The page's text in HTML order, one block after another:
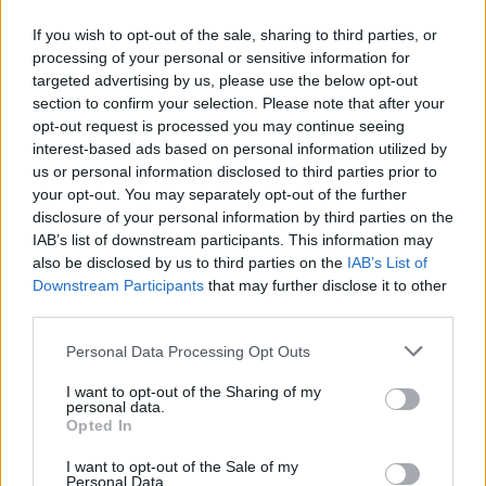
If you wish to opt-out of the sale, sharing to third parties, or
processing of your personal or sensitive information for
targeted advertising by us, please use the below opt-out
section to confirm your selection. Please note that after your
opt-out request is processed you may continue seeing
interest-based ads based on personal information utilized by
us or personal information disclosed to third parties prior to
your opt-out. You may separately opt-out of the further
disclosure of your personal information by third parties on the
IAB’s list of downstream participants. This information may
also be disclosed by us to third parties on the IAB’s List of
Downstream Participants that may further disclose it to other
Please note that this website/app uses one or more Google
not limited to your visit or usage behaviour. You may click to
grant or deny consent to Google and its third-party tags to
use your data for below specified purposes in below Google
consent section.
Personal Data Processing Opt Outs
I want to opt-out of the Sharing of my
personal data.
Opted In
I want to opt-out of the Sale of my
Personal Data.
άνοιξε αυτός για να βάλει τον προφυλακτήρα.
Οπότε όπως τον έπιασε (τον προφυλακτήρα) και
στην πόρτα, και κάπου στη ρόδα δεν ξέρω που.
Τσακωνόντουσαν, την πέταξε και μετά έκανε
στροφή αυτός και της “την έπαιξε” όπως αυτή
ήταν κάτω στο πάτωμα πήγε να σηκωθεί» είπε
στο Live News η αδερφή της 28χρονης
γυναίκας.